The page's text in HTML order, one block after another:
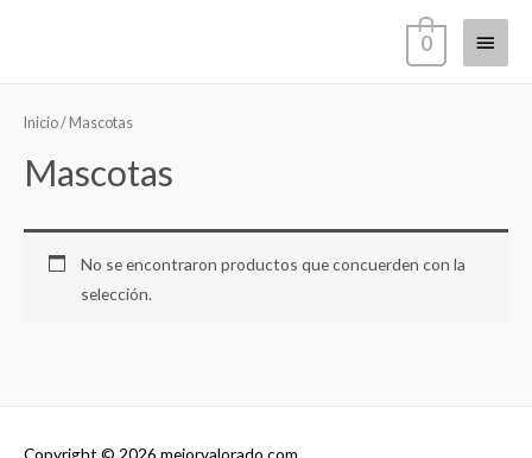
Menú
0
Inicio/ Mascotas
Mascotas
No se encontraron productos que concuerden con la
selección.